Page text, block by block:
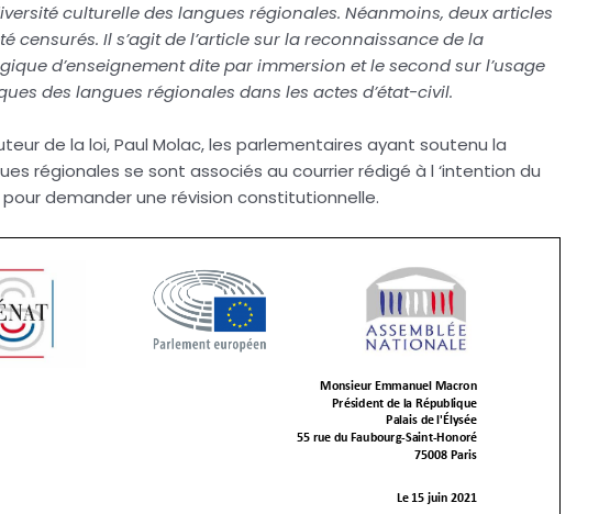
culturelle des langues régionales. Néanmoins, deux articles
censurés. Il s’agit de l’article sur la reconnaissance de la
d’enseignement dite par immersion et le second sur l’usage
des langues régionales dans les actes d’état-civil.
de la loi, Paul Molac, les parlementaires ayant soutenu la
régionales se sont associés au courrier rédigé à l ‘intention du
demander une révision constitutionnelle.